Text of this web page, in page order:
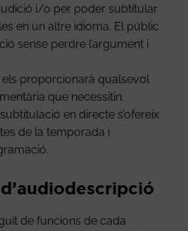
i/o per poder subtitular
en un altre idioma. El públic
sense perdre l’argument i
els proporcionarà qualsevol
que necessitin.
en directe s’ofereix
de la temporada i
de funcions de cada